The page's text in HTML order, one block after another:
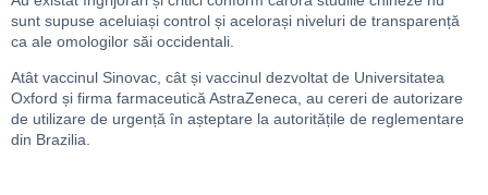
sunt supuse aceluiași control și acelorași niveluri de transparență
ca ale omologilor săi occidentali.
Atât vaccinul Sinovac, cât și vaccinul dezvoltat de Universitatea
Oxford și firma farmaceutică AstraZeneca, au cereri de autorizare
de utilizare de urgență în așteptare la autoritățile de reglementare
din Brazilia.